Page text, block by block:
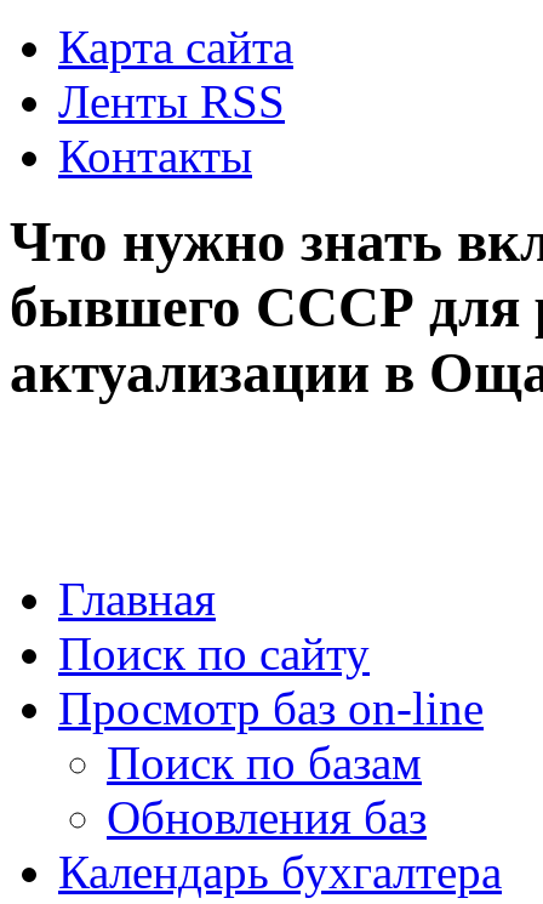
Карта сайта
Ленты RSS
Контакты
Что нужно знать
бывшего СССР для
актуализации в
Главная
Поиск по сайту
Просмотр баз on-line
Поиск по базам
Обновления баз
Календарь бухгалтера